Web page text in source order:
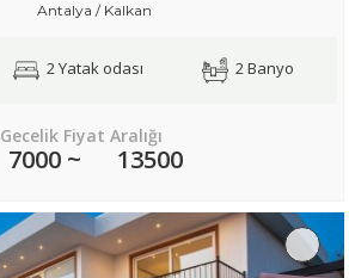
Antalya / Kalkan
2 Yatak odası 2 Banyo
Gecelik Fiyat Aralığı
7000 ~ 13500